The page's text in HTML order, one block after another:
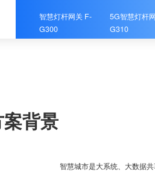
智慧灯杆网关 F-
G300
5G智慧灯杆
G310
背景
智慧城市是大系统、大数据共